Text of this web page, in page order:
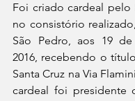
Foi criado cardeal pelo
no consistório
São Pedro, aos 19
2016, recebendo o
Santa Cruz na Via
cardeal foi presidente